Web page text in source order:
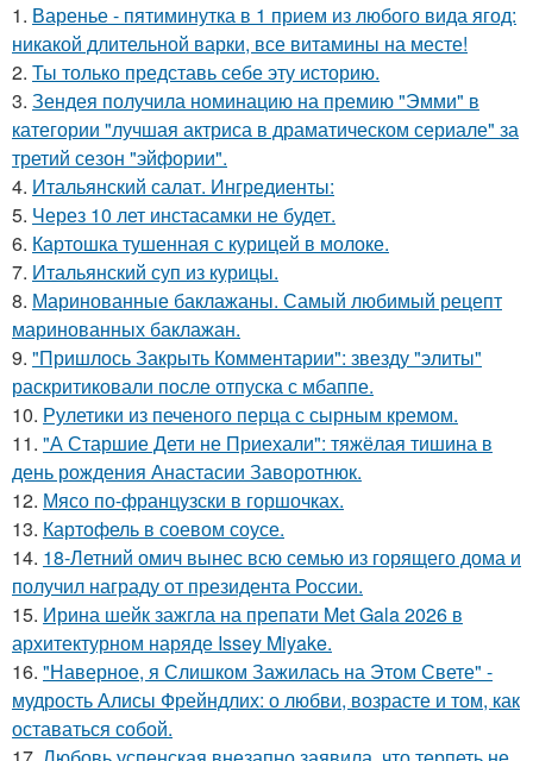
1. Варенье - пятиминутка в 1 прием из любого вида ягод:
никакой длительной варки, все витамины на месте!
2. Ты только представь себе эту историю.
3. Зендея получила номинацию на премию "Эмми" в
категории "лучшая актриса в драматическом сериале" за
третий сезон "эйфории".
4. Итальянский салат. Ингредиенты:
5. Через 10 лет инстасамки не будет.
6. Картошка тушенная с курицей в молоке.
7. Итальянский суп из курицы.
8. Маринованные баклажаны. Самый любимый рецепт
маринованных баклажан.
9. "Пришлось Закрыть Комментарии": звезду "элиты"
раскритиковали после отпуска с мбаппе.
10. Рулетики из печеного перца с сырным кремом.
11. "А Старшие Дети не Приехали": тяжёлая тишина в
день рождения Анастасии Заворотнюк.
12. Мясо по-французски в горшочках.
13. Картофель в соевом соусе.
14. 18-Летний омич вынес всю семью из горящего дома и
получил награду от президента России.
15. Ирина шейк зажгла на препати Met Gala 2026 в
архитектурном наряде Issey Miyake.
16. "Наверное, я Слишком Зажилась на Этом Свете" -
мудрость Алисы Фрейндлих: о любви, возрасте и том, как
оставаться собой.